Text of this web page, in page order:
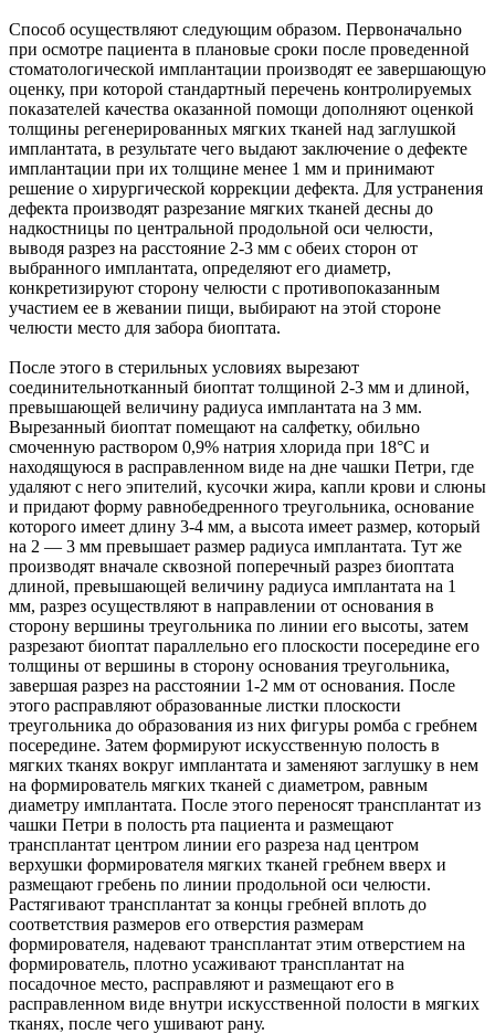
Способ осуществляют следующим образом. Первоначально
при осмотре пациента в плановые сроки после проведенной
стоматологической имплантации производят ее завершающую
оценку, при которой стандартный перечень контролируемых
показателей качества оказанной помощи дополняют оценкой
толщины регенерированных мягких тканей над заглушкой
имплантата, в результате чего выдают заключение о дефекте
имплантации при их толщине менее 1 мм и принимают
решение о хирургической коррекции дефекта. Для устранения
дефекта производят разрезание мягких тканей десны до
надкостницы по центральной продольной оси челюсти,
выводя разрез на расстояние 2-3 мм с обеих сторон от
выбранного имплантата, определяют его диаметр,
конкретизируют сторону челюсти с противопоказанным
участием ее в жевании пищи, выбирают на этой стороне
челюсти место для забора биоптата.
После этого в стерильных условиях вырезают
соединительнотканный биоптат толщиной 2-3 мм и длиной,
превышающей величину радиуса имплантата на 3 мм.
Вырезанный биоптат помещают на салфетку, обильно
смоченную раствором 0,9% натрия хлорида при 18°C и
находящуюся в расправленном виде на дне чашки Петри, где
удаляют с него эпителий, кусочки жира, капли крови и слюны
и придают форму равнобедренного треугольника, основание
которого имеет длину 3-4 мм, а высота имеет размер, который
на 2 — 3 мм превышает размер радиуса имплантата. Тут же
производят вначале сквозной поперечный разрез биоптата
длиной, превышающей величину радиуса имплантата на 1
мм, разрез осуществляют в направлении от основания в
сторону вершины треугольника по линии его высоты, затем
разрезают биоптат параллельно его плоскости посередине его
толщины от вершины в сторону основания треугольника,
завершая разрез на расстоянии 1-2 мм от основания. После
этого расправляют образованные листки плоскости
треугольника до образования из них фигуры ромба с гребнем
посередине. Затем формируют искусственную полость в
мягких тканях вокруг имплантата и заменяют заглушку в нем
на формирователь мягких тканей с диаметром, равным
диаметру имплантата. После этого переносят трансплантат из
чашки Петри в полость рта пациента и размещают
трансплантат центром линии его разреза над центром
верхушки формирователя мягких тканей гребнем вверх и
размещают гребень по линии продольной оси челюсти.
Растягивают трансплантат за концы гребней вплоть до
соответствия размеров его отверстия размерам
формирователя, надевают трансплантат этим отверстием на
формирователь, плотно усаживают трансплантат на
посадочное место, расправляют и размещают его в
расправленном виде внутри искусственной полости в мягких
тканях, после чего ушивают рану.